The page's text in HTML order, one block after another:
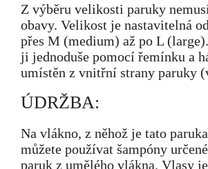
Z výběru velikosti paruky
obavy. Velikost je nastavitelná
přes M (medium) až po L
ji jednoduše pomocí řemínku a
umístěn z vnitřní strany paruky
ÚDRŽBA:
Na vlákno, z něhož je tato
můžete používat šampóny
paruk z umělého vlákna. Vlasy